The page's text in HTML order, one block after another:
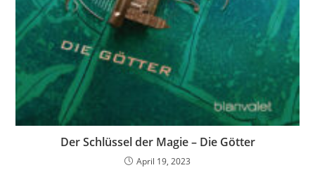
Der Schlüssel der Magie – Die Götter
April 19, 2023